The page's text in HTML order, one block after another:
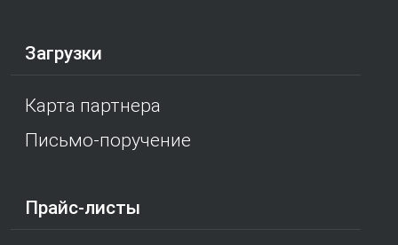
Загрузки
Карта партнера
Письмо-поручение
Прайс-листы